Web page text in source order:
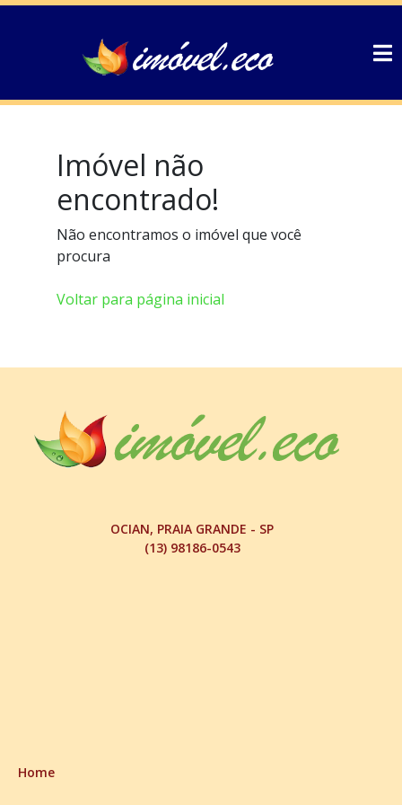
Imóvel não
encontrado!
Não encontramos o imóvel que você
procura
Voltar para página inicial
OCIAN, PRAIA GRANDE - SP
(13) 98186-0543
Home